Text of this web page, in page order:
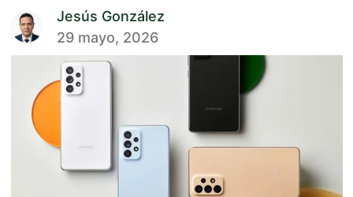
Jesús González
29 mayo, 2026